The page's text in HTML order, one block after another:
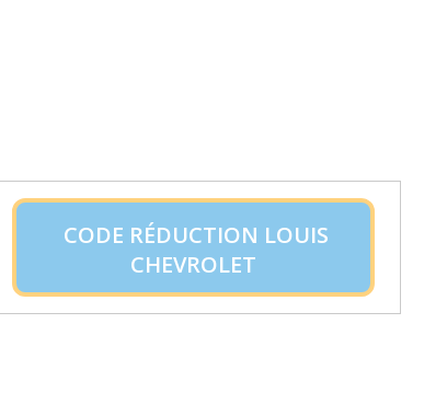
CODE RÉDUCTION LOUIS
CHEVROLET